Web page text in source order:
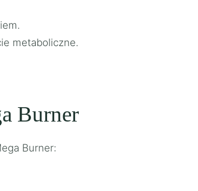
metaboliczne.
Burner
Burner: